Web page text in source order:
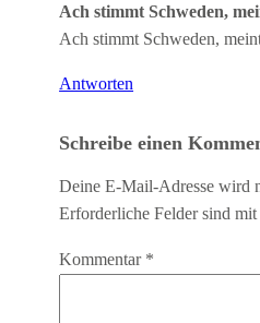
Ach stimmt Schweden,
Ach stimmt Schweden,
Antworten
Schreibe einen
Deine E-Mail-Adresse wird
Erforderliche Felder sind mit
Kommentar *